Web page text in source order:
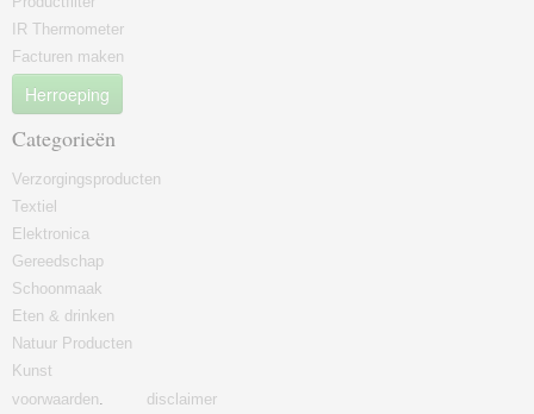
IR Thermometer
Facturen maken
Herroeping
Categorieën
Verzorgingsproducten
Textiel
Elektronica
Gereedschap
Schoonmaak
Eten & drinken
Natuur Producten
Kunst
voorwaarden. disclaimer